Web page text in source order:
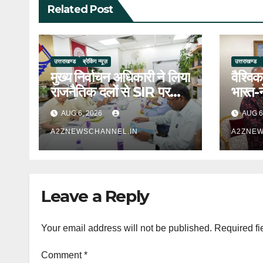
Related Post
उत्तराखण्ड ब्रेकिंग न्यूज़
मुख्य निर्वाचन अधिकारी ने लिया
राजनैतिक दलों से SIR पर
फीडबैक
AUG 6, 2026
A2ZNEWSCHANNEL.IN
उत्तराखण्ड
AUG
Leave a Reply
Your email address will not be published. Required
Comment*